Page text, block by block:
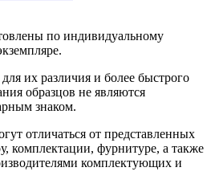
по индивидуальному
их различия и более быстрого
образцов не являются
знаком.
отличаться от представленных
комплектации, фурнитуре, а также
комплектующих и